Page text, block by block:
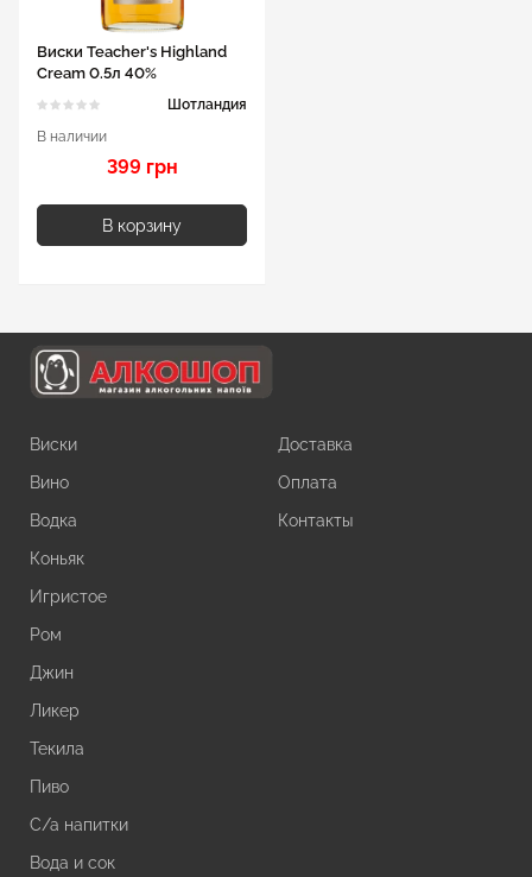
Виски Teacher's Highland
Cream 0.5л 40%
Шотландия
В наличии
399 грн
В корзину
Виски
Вино
Водка
Коньяк
Игристое
Ром
Джин
Ликер
Текила
Пиво
С/а напитки
Вода и сок
Доставка
Оплата
Контакты